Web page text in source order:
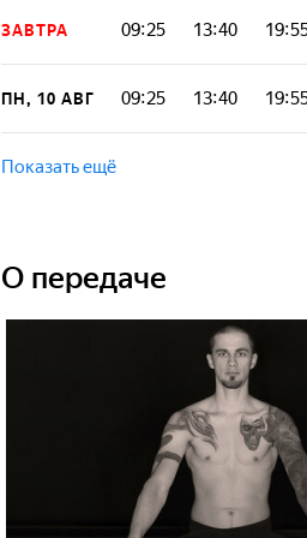
ЗАВТРА 09:25 13:40
ПН, 10 АВГ 09:25 13:40
Показать ещё
О передаче